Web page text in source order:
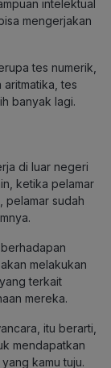
intelektual
mengerjakan
tes numerik,
tes
banyak lagi.
di luar negeri
ketika pelamar
pelamar sudah
melakukan
terkait
mereka.
itu berarti,
mendapatkan
kamu tuju.